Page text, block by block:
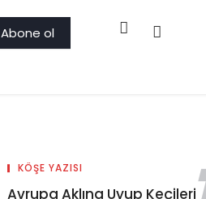
PROJE AMBAR
Abone ol
KÖŞE YAZISI
Avrupa Aklına Uyup Keçileri